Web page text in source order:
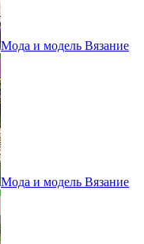
Мода и модель Вязание
Мода и модель Вязание